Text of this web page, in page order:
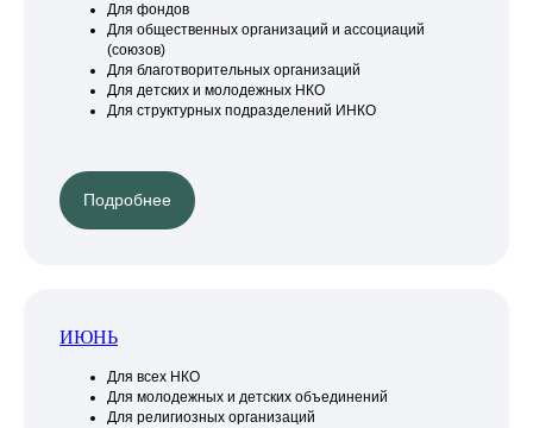
Для фондов
Для общественных организаций и ассоциаций
(союзов)
Для благотворительных организаций
Для детских и молодежных НКО
Для структурных подразделений ИНКО
Подробнее
ИЮНЬ
Для всех НКО
Для молодежных и детских объединений
Для религиозных организаций